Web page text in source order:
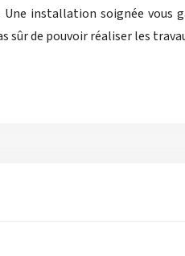
installation soignée
sûr de pouvoir réaliser les